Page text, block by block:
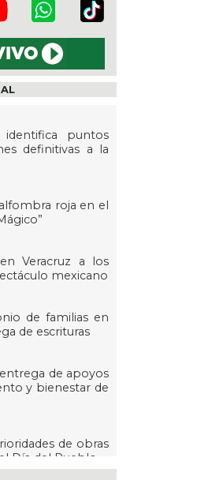
puntos
definitivas a la
roja en el
Veracruz a los
mexicano
de familias en
de escrituras
de apoyos
y bienestar de
de obras
Día del Pueblo